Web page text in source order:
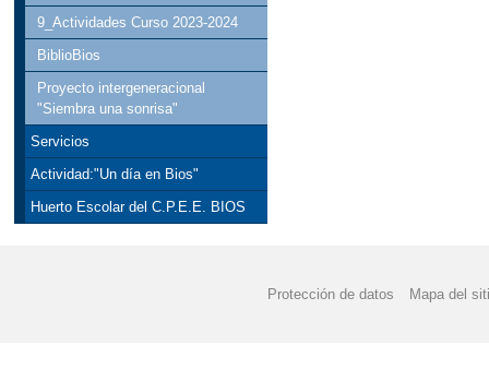
9_Actividades Curso 2023-2024
BiblioBios
Proyecto intergeneracional
"Siembra una sonrisa"
Servicios
Actividad:"Un día en Bios"
Huerto Escolar del C.P.E.E. BIOS
Protección de datos Mapa del